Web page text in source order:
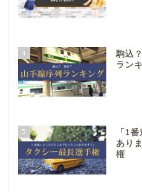
4
駒込
ラン
5
「1
あり
権